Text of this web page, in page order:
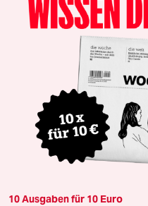
10 Ausgaben für 10 Euro